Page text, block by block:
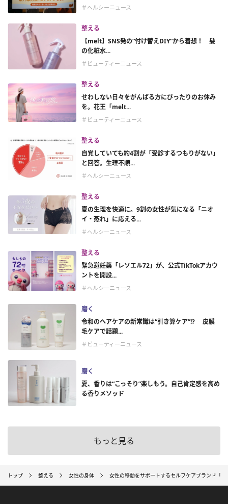
＃ヘルシーニュース
整える
【melt】SNS発の“付け替えDIY”から着想！ 髪
の化粧水...
＃ビューティーニュース
整える
せわしない日々をがんばる方にぴったりのお休み
を。花王「melt...
＃ビューティーニュース
整える
自覚していても約4割が「受診するつもりがない」
と回答。生理不順...
＃ヘルシーニュース
整える
夏の生理を快適に。9割の女性が気になる「ニオ
イ・蒸れ」に応える...
＃ヘルシーニュース
整える
緊急避妊薬「レソエル72」が、公式TikTokアカウ
ントを開設...
＃ヘルシーニュース
磨く
令和のヘアケアの新常識は“引き算ケア”!? 皮膜
毛ケアで話題...
＃ビューティーニュース
磨く
夏、香りは“こっそり”楽しもう。自己肯定感を高め
る香りメソッド
もっと見る
トップ 整える 女性の身体 女性の移動をサポートするセルフケアブランド「